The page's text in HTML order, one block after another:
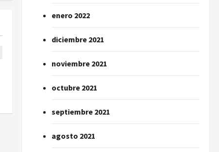
enero 2022
diciembre 2021
noviembre 2021
octubre 2021
septiembre 2021
agosto 2021